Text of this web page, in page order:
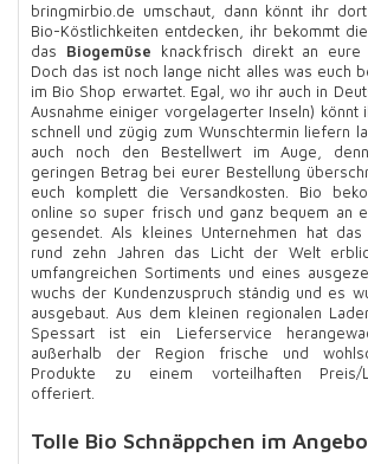
bringmirbio.de umschaut, dann könnt ihr
Bio-Köstlichkeiten entdecken, ihr bekommt die
das Biogemüse knackfrisch direkt an eure
Doch das ist noch lange nicht alles was euch
im Bio Shop erwartet. Egal, wo ihr auch in
Ausnahme einiger vorgelagerter Inseln) könnt
schnell und zügig zum Wunschtermin liefern
auch noch den Bestellwert im Auge,
geringen Betrag bei eurer Bestellung
euch komplett die Versandkosten. Bio
online so super frisch und ganz bequem an
gesendet. Als kleines Unternehmen hat
rund zehn Jahren das Licht der Welt
umfangreichen Sortiments und eines
wuchs der Kundenzuspruch ständig und es
ausgebaut. Aus dem kleinen regionalen
Spessart ist ein Lieferservice
außerhalb der Region frische und
Produkte zu einem vorteilhaften Preis/
offeriert.
Tolle Bio Schnäppchen im